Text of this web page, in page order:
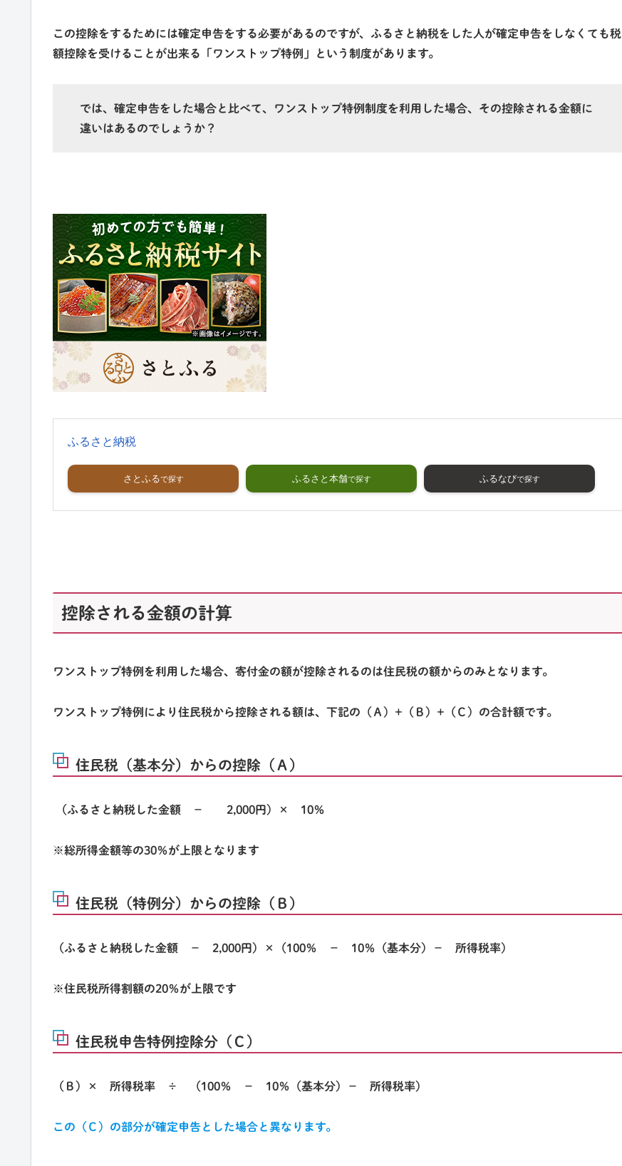
この控除をするためには確定申告をする必要があるのですが、ふるさと納税をした人が確定申告をしなくても税
額控除を受けることが出来る
「ワンストップ特例」 という制度があります。
では、確定申告をした場合と比べて、ワンストップ特例制度を利用した場合、その控除される金額に
違いはあるのでしょうか？
ふるさと納税
さとふる ふるさと本舗 ふるなび
控除される金額の計算
ワンストップ特例を利用した場合、寄付金の額が控除されるのは住民税の額からのみとなります。
ワンストップ特例により住民税から控除される額は、下記の （Ａ）+（Ｂ）+（Ｃ）の合計額です。
住民税（基本分）からの控除（Ａ）
（ふるさと納税した金額 － 2,000円）× 10％
※総所得金額等の30％が上限となります
住民税（特例分）からの控除（Ｂ）
（ふるさと納税した金額 － 2,000円）×（100％ － 10％（基本分）－ 所得税率）
※住民税所得割額の20％が上限です
住民税申告特例控除分（Ｃ）
（Ｂ）× 所得税率 ÷ （100％ － 10％（基本分）－ 所得税率）
この（Ｃ）の部分が確定申告とした場合と異なります。